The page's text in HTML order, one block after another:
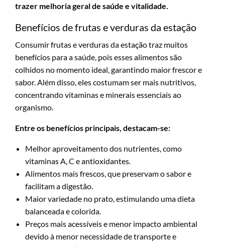
trazer melhoria geral de saúde e vitalidade.
Benefícios de frutas e verduras da estação
Consumir frutas e verduras da estação traz muitos
benefícios para a saúde, pois esses alimentos são
colhidos no momento ideal, garantindo maior frescor e
sabor. Além disso, eles costumam ser mais nutritivos,
concentrando vitaminas e minerais essenciais ao
organismo.
Entre os benefícios principais, destacam-se:
Melhor aproveitamento dos nutrientes, como
vitaminas A, C e antioxidantes.
Alimentos mais frescos, que preservam o sabor e
facilitam a digestão.
Maior variedade no prato, estimulando uma dieta
balanceada e colorida.
Preços mais acessíveis e menor impacto ambiental
devido à menor necessidade de transporte e